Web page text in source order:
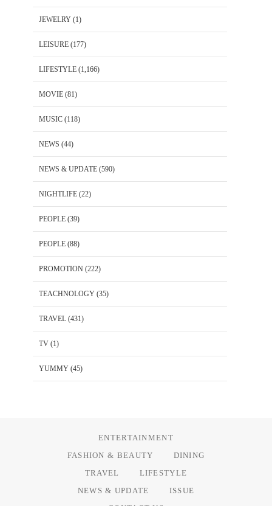
JEWELRY (1)
LEISURE (177)
LIFESTYLE (1,166)
MOVIE (81)
MUSIC (118)
NEWS (44)
NEWS & UPDATE (590)
NIGHTLIFE (22)
PEOPLE (39)
PEOPLE (88)
PROMOTION (222)
TEACHNOLOGY (35)
TRAVEL (431)
TV (1)
YUMMY (45)
ENTERTAINMENT
FASHION & BEAUTY
DINING
TRAVEL
LIFESTYLE
NEWS & UPDATE
ISSUE